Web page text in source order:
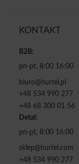
KONTAKT
B2B:
pn-pt, 8:00 16:00
biuro@hurtel.pl
+48 534 990 277
+48 68 300 01 56
Detal:
pn-pt, 8:00 16:00
sklep@hurtel.com
+48 534 990 277